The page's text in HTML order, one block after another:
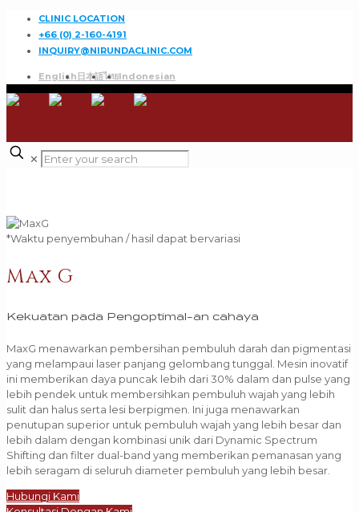
CLINIC LOCATION
+66 (0) 2-160-4191
INQUIRY@NIRUNDACLINIC.COM
English 日本語ไทยIndonesian
✕
*Waktu penyembuhan / hasil dapat bervariasi
Max G
Kekuatan pada Pengoptimal-an cahaya
MaxG menawarkan pembersihan pembuluh darah dan pigmentasi
yang melampaui laser panjang gelombang tunggal. Mesin inovatif
ini memberikan daya puncak lebih dari 30% dalam dan pulse yang
lebih pendek untuk membersihkan pembuluh wajah yang lebih
sulit dan halus serta lesi berpigmen. Ini juga menawarkan
penutupan superior untuk pembuluh wajah yang lebih besar dan
lebih dalam dengan kombinasi unik dari Dynamic Spectrum
Shifting dan filter dual-band yang memberikan pemanasan yang
lebih seragam di seluruh diameter pembuluh yang lebih besar.
Hubungi Kami